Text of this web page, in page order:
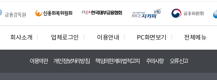
회사소개 업체로그인 이용안내 PC화면보기 전체메뉴
이용약관 개인정보처리방침 책임의한계와법적고지 주의사항 오류신고